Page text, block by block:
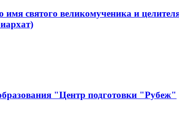
святого великомученика и
"Центр подготовки "Рубеж"